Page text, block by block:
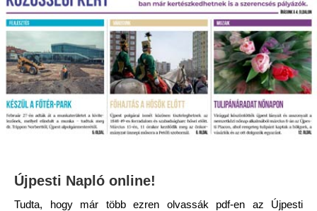
Újpesti Napló online!
Tudta, hogy már több ezren olvassák pdf-en az Újpesti